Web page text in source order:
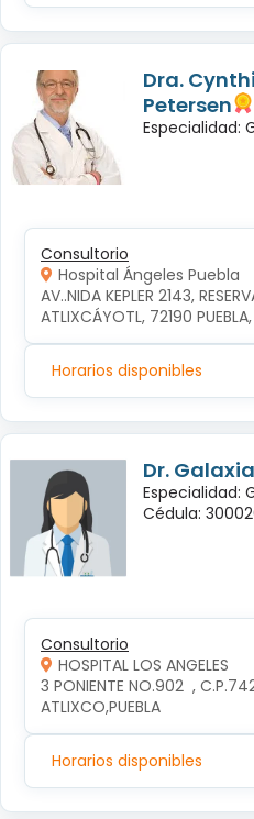
Dra.
Petersen
Especialidad:
Consultorio
Hospital Ángeles Puebla
AV..NIDA KEPLER 2143,
ATLIXCÁYOTL, 72190 PUEBLA,
Horarios disponibles
Dr.
Especialidad:
Cédula:
Consultorio
HOSPITAL LOS ANGELES
3 PONIENTE NO.902  ,
ATLIXCO,PUEBLA
Horarios disponibles